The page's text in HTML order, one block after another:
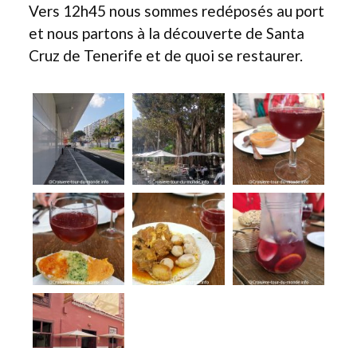
Vers 12h45 nous sommes redéposés au port
et nous partons à la découverte de Santa
Cruz de Tenerife et de quoi se restaurer.